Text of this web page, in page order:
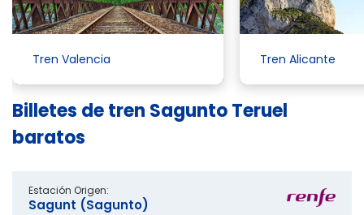
Tren Valencia Tren Alicante
Billetes de tren Sagunto Teruel
baratos
Estación Origen:
Sagunt (Sagunto)